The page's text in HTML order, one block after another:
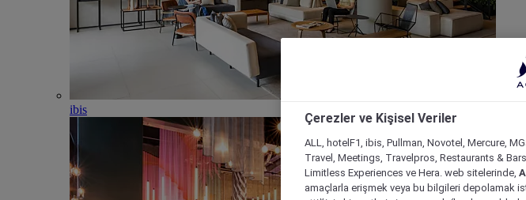
ibis
Çerezler ve Kişisel Veriler
ALL, hotelF1, ibis, Pullman, Novotel, Mercure,
Travel, Meetings, Travelpros, Restaurants &
Limitless Experiences ve Hera. web sitelerinde,
amaçlarla erişmek veya bu bilgileri depolamak